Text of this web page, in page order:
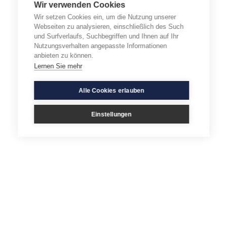
Wir verwenden Cookies
Wir setzen Cookies ein, um die Nutzung unserer
Webseiten zu analysieren, einschließlich des Such
und Surfverlaufs, Suchbegriffen und Ihnen auf Ihr
Nutzungsverhalten angepasste Informationen
anbieten zu können.
Lernen Sie mehr
Alle Cookies erlauben
Einstellungen